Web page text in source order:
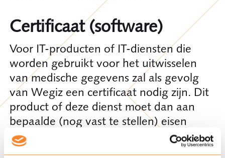
Certificaat (software)
Voor IT-producten of IT-diensten die
worden gebruikt voor het uitwisselen
van medische gegevens zal als gevolg
van Wegiz een certificaat nodig zijn. Dit
product of deze dienst moet dan aan
bepaalde (nog vast te stellen) eisen
voldoen die worden gesteld (bijv. die
volgen uit een nieuwe NEN-norm). Uit